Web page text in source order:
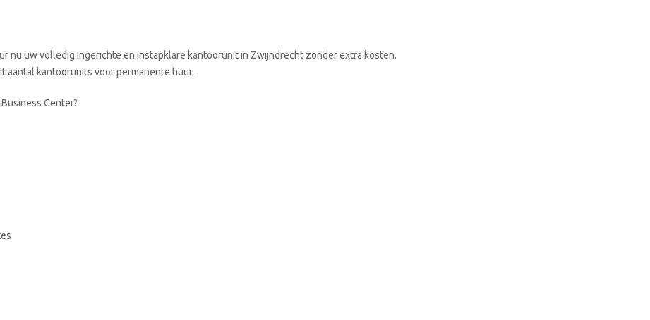
nu uw volledig ingerichte en instapklare kantoorunit in Zwijndrecht zonder extra kosten.
aantal kantoorunits voor permanente huur.
Center?